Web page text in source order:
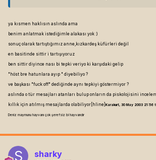
ya kısmen haklısın aslında ama
benim anlatmak istediğimle alakası yok :)
sonuç olarak tartıştığımız anne,kızkardeş küfürleri değil
en basitinde sittir i tartışıyoruz
ben sittir diyince nası bi tepki veriyo ki karşıdaki gelip
"höst bre hatunlara ayıp " diyebiliyo ?
ve başkası "fuck off" dediğinde aynı tepkiyi göstermiyor ?
aslında o tür mesajları atanları bulup onların da piskolojisini
kıllık için atılmış mesajlarda olabiliyor[hline]
Karakurt, 30 May 2003 21:56
Deniz maymunu hayvanı çok şerefsiz bi hayvandır
sharky